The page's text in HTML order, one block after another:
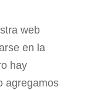
web
en la
hay
agregamos